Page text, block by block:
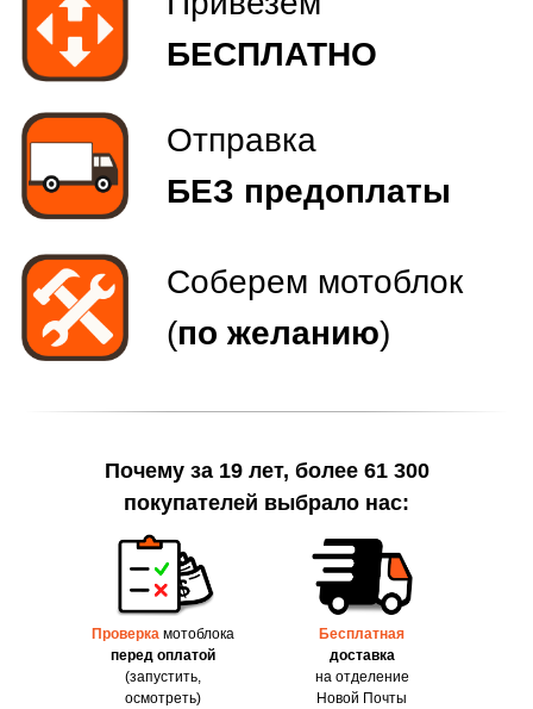
Почему за 19 лет, более 61 300
покупателей выбрало нас:
Проверка мотоблока
перед оплатой
(запустить,
осмотреть)
Бесплатная
доставка
на отделение
Новой Почты